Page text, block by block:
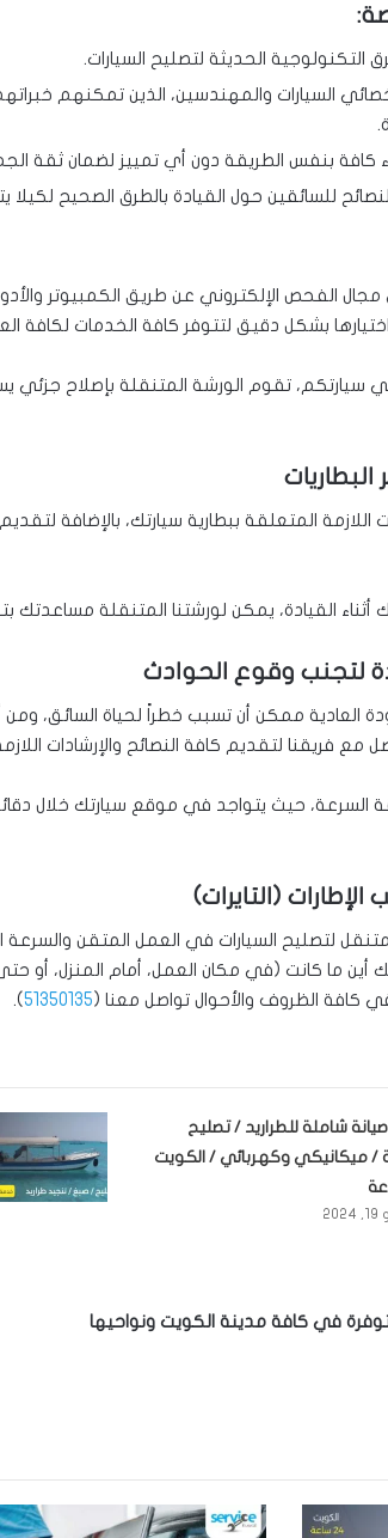
التكنولوجية الحديثة لتصليح السيارات.
السيارات والمهندسين، الذين تمكنهم
كافة بنفس الطريقة دون أي تمييز لضمان ثقة
للسائقين حول القيادة بالطرق الصحيح لكيلا
مجال الفحص الإلكتروني عن طريق الكمبيوتر
بشكل دقيق لتتوفر كافة الخدمات لكافة
سيارتكم، تقوم الورشة المتنقلة بإصلاح جزئي
المتعلقة ببطارية سيارتك، بالإضافة
أثناء القيادة، يمكن لورشتنا المتنقلة
لتجنب وقوع الحوادث
العادية ممكن أن تسبب خطراً لحياة السائق، ومن
مع فريقنا لتقديم كافة النصائح والإرشادات
السرعة، حيث يتواجد في موقع سيارتك خلال
(التايرات)
لتصليح السيارات في العمل المتقن
أين ما كانت (في مكان العمل، أمام المنزل، أو
الظروف والأحوال تواصل معنا (51350135
).
شاملة للطراريد / تصليح
/ ميكانيكي وكهربائي / الكويت
في كافة مدينة الكويت ونواحيها